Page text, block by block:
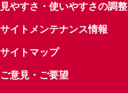
見やすさ・使いやすさの調整
サイトメンテナンス情報
サイトマップ
ご意見・ご要望